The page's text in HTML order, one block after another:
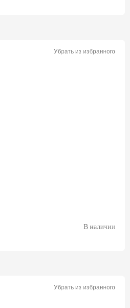
Убрать из избранного
В наличии
Убрать из избранного